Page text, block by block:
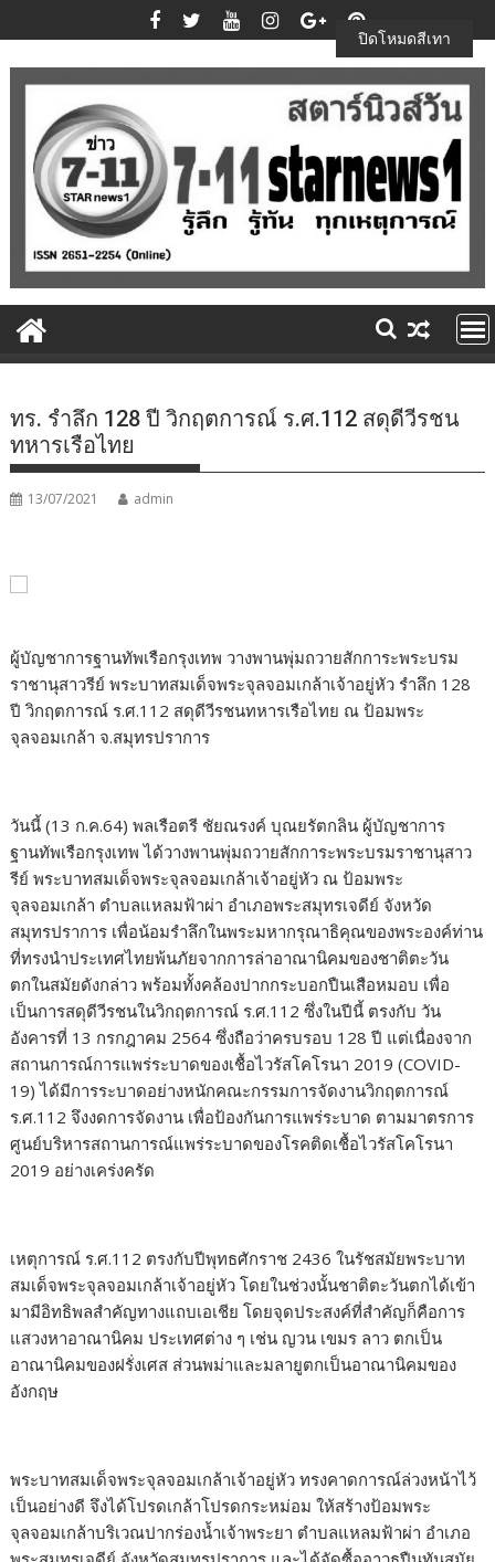
to
content
ทร. รำลึก 128 ปี วิกฤตการณ์ ร.ศ.112 สดุดีวีรชน
ทหารเรือไทย
13/07/2021 admin
ผู้บัญชาการฐานทัพเรือกรุงเทพ วางพานพุ่มถวายสักการะพระบรม
ราชานุสาวรีย์ พระบาทสมเด็จพระจุลจอมเกล้าเจ้าอยู่หัว รำลึก 128
ปี วิกฤตการณ์ ร.ศ.112 สดุดีวีรชนทหารเรือไทย ณ ป้อมพระ
จุลจอมเกล้า จ.สมุทรปราการ
วันนี้ (13 ก.ค.64) พลเรือตรี ชัยณรงค์ บุณยรัตกลิน ผู้บัญชาการ
ฐานทัพเรือกรุงเทพ ได้วางพานพุ่มถวายสักการะพระบรมราชานุสาว
รีย์ พระบาทสมเด็จพระจุลจอมเกล้าเจ้าอยู่หัว ณ ป้อมพระ
จุลจอมเกล้า ตำบลแหลมฟ้าผ่า อำเภอพระสมุทรเจดีย์ จังหวัด
สมุทรปราการ เพื่อน้อมรำลึกในพระมหากรุณาธิคุณของพระองค์ท่าน
ที่ทรงนำประเทศไทยพ้นภัยจากการล่าอาณานิคมของชาติตะวัน
ตกในสมัยดังกล่าว พร้อมทั้งคล้องปากกระบอกปืนเสือหมอบ เพื่อ
เป็นการสดุดีวีรชนในวิกฤตการณ์ ร.ศ.112 ซึ่งในปีนี้ ตรงกับ วัน
อังคารที่ 13 กรกฎาคม 2564 ซึ่งถือว่าครบรอบ 128 ปี แต่เนื่องจาก
สถานการณ์การแพร่ระบาดของเชื้อไวรัสโคโรนา 2019 (COVID-
19) ได้มีการระบาดอย่างหนักคณะกรรมการจัดงานวิกฤตการณ์
ร.ศ.112 จึงงดการจัดงาน เพื่อป้องกันการแพร่ระบาด ตามมาตรการ
ศูนย์บริหารสถานการณ์แพร่ระบาดของโรคติดเชื้อไวรัสโคโรนา
2019 อย่างเคร่งครัด
เหตุการณ์ ร.ศ.112 ตรงกับปีพุทธศักราช 2436 ในรัชสมัยพระบาท
สมเด็จพระจุลจอมเกล้าเจ้าอยู่หัว โดยในช่วงนั้นชาติตะวันตกได้เข้า
มามีอิทธิพลสำคัญทางแถบเอเชีย โดยจุดประสงค์ที่สำคัญก็คือการ
แสวงหาอาณานิคม ประเทศต่าง ๆ เช่น ญวน เขมร ลาว ตกเป็น
อาณานิคมของฝรั่งเศส ส่วนพม่าและมลายูตกเป็นอาณานิคมของ
อังกฤษ
พระบาทสมเด็จพระจุลจอมเกล้าเจ้าอยู่หัว ทรงคาดการณ์ล่วงหน้าไว้
เป็นอย่างดี จึงได้โปรดเกล้าโปรดกระหม่อม ให้สร้างป้อมพระ
จุลจอมเกล้าบริเวณปากร่องน้ำเจ้าพระยา ตำบลแหลมฟ้าผ่า อำเภอ
ปิดโหมดสีเทา